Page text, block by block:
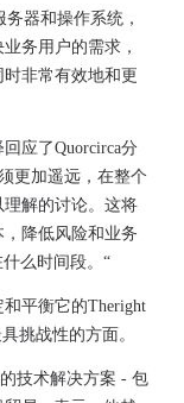
器和操作系统，
务用户的需求，
非常有效地和更
应了Quorcirca分
更加遥远，在整个
解的讨论。这将
降低风险和业务
么时间段。“
平衡它的Theright
挑战性的方面。
技术解决方案 - 包